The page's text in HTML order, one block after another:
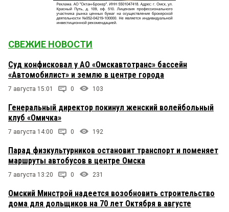
СВЕЖИЕ НОВОСТИ
Суд конфисковал у АО «Омскавтотранс» бассейн
«Автомобилист» и землю в центре города
7 августа 15:01 0 103
Генеральный директор покинул женский волейбольный
клуб «Омичка»
7 августа 14:00 0 192
Парад физкультурников остановит транспорт и поменяет
маршруты автобусов в центре Омска
7 августа 13:20 0 231
Омский Минстрой надеется возобновить строительство
дома для дольщиков на 70 лет Октября в августе